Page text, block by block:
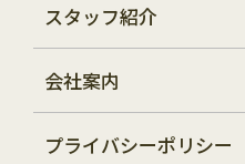
スタッフ紹介
会社案内
プライバシーポリシー